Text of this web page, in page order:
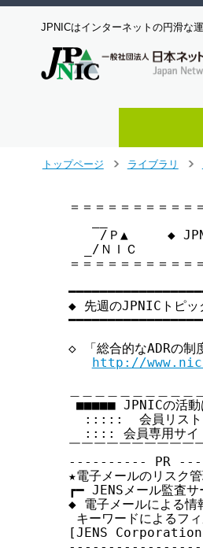
JPNICはインターネットの円滑な
トップページ
ライブラリ
＝＝＝＝＝＝＝＝＝＝
/Ｐ▲     ◆
  _/ＮＩＣ
＝＝＝＝＝＝＝＝＝＝
◆ 先週のJPNICトピ
◇ 「総合的なADRの
http://
■■■■■ JPNICの活動
:::::  会員リ
:::: 会員専用サ
￣￣￣￣￣￣￣￣￣￣
---------- PR
★電子メールのリスク
┏━ JENSメール監査
◆ 電子メールによる
キーワードによるフ
[JENS